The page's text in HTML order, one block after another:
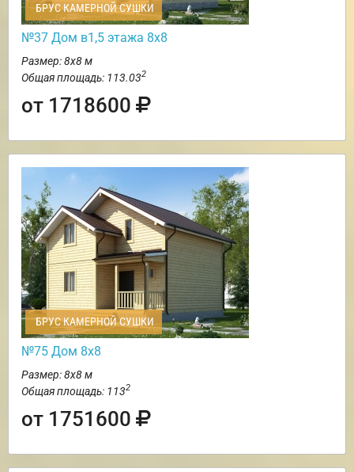
БРУС КАМЕРНОЙ СУШКИ
№37 Дом в1,5 этажа 8х8
Размер: 8х8 м
Общая площадь: 113.032
от 1718600
БРУС КАМЕРНОЙ СУШКИ
№75 Дом 8х8
Размер: 8х8 м
Общая площадь: 1132
от 1751600